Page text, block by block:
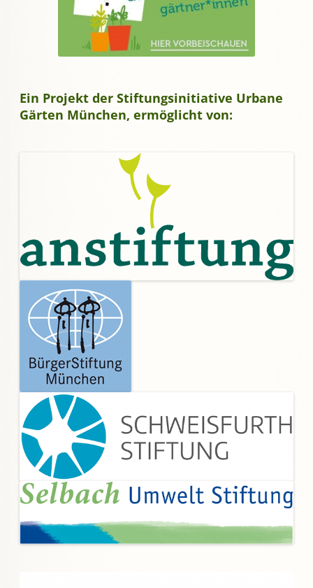
Ein Projekt der Stiftungsinitiative Urbane
Gärten München, ermöglicht von: